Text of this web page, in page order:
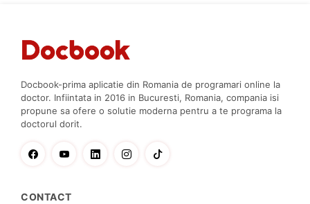
Docbook-prima aplicatie din Romania de programari online la
doctor. Infiintata in 2016 in Bucuresti, Romania, compania isi
propune sa ofere o solutie moderna pentru a te programa la
doctorul dorit.
CONTACT